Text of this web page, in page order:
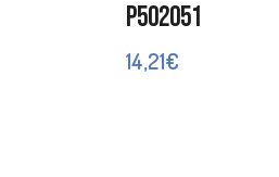
P502051
14,21€